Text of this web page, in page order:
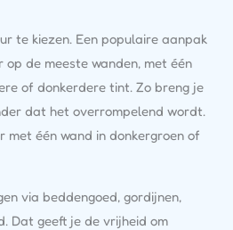
te kiezen. Een populaire aanpak
op de meeste wanden, met één
of donkerdere tint. Zo breng je
dat het overrompelend wordt.
met één wand in donkergroen of
via beddengoed, gordijnen,
Dat geeft je de vrijheid om